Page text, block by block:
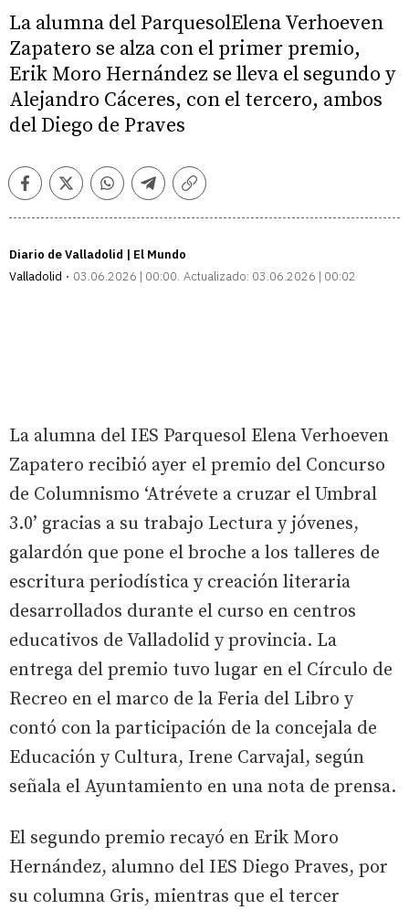
La alumna del ParquesolElena Verhoeven
Zapatero se alza con el primer premio,
Erik Moro Hernández se lleva el segundo y
Alejandro Cáceres, con el tercero, ambos
del Diego de Praves
FacebookTwitterWhatsappTelegramCopiar
Diario de Valladolid | El Mundo
Valladolid
03.06.2026 | 00:00 Actualizado: 03.06.2026 | 00:02
La alumna del IES Parquesol Elena Verhoeven
Zapatero recibió ayer el premio del Concurso
de Columnismo ‘Atrévete a cruzar el Umbral
3.0’ gracias a su trabajo Lectura y jóvenes,
galardón que pone el broche a los talleres de
escritura periodística y creación literaria
desarrollados durante el curso en centros
educativos de Valladolid y provincia. La
entrega del premio tuvo lugar en el Círculo de
Recreo en el marco de la Feria del Libro y
contó con la participación de la concejala de
Educación y Cultura, Irene Carvajal, según
señala el Ayuntamiento en una nota de prensa.
El segundo premio recayó en Erik Moro
Hernández, alumno del IES Diego Praves, por
su columna Gris, mientras que el tercer